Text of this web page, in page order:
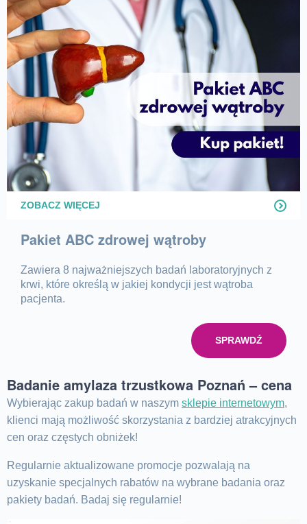
ZOBACZ WIĘCEJ
Pakiet ABC zdrowej wątroby
Zawiera 8 najważniejszych badań laboratoryjnych z
krwi, które określą w jakiej kondycji jest wątroba
pacjenta.
SPRAWDŹ
Badanie amylaza trzustkowa Poznań – cena
Wybierając zakup badań w naszym sklepie internetowym,
klienci mają możliwość skorzystania z bardziej atrakcyjnych
cen oraz częstych obniżek!
Regularnie aktualizowane promocje pozwalają na
uzyskanie specjalnych rabatów na wybrane badania oraz
pakiety badań. Badaj się regularnie!